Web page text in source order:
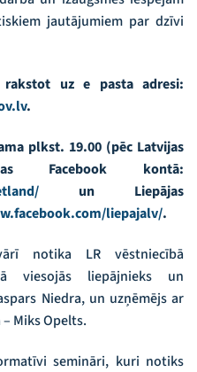
jautājumiem par dzīvi
rakstot uz e pasta adresi:
.
plkst. 19.00 (pēc Latvijas
Facebook kontā:
un Liepājas
liepajalv/.
notika LR vēstniecībā
viesojās liepājnieks un
Niedra, un uzņēmējs ar
Miks Opelts.
semināri, kuri notiks